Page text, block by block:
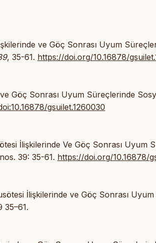
ve Göç Sonrası Uyum
, 35-61. https://doi.org/10.16878/
Göç Sonrası Uyum Süreçlerinde
gsuilet.1260030
İlişkilerinde Ve Göç Sonrası Uyum
39: 35-61. https://doi.org/10.16878/
İlişkilerinde ve Göç Sonrası
35–61.